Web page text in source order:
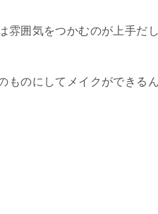
雰囲気をつかむのが上手だ
ものにしてメイクができる